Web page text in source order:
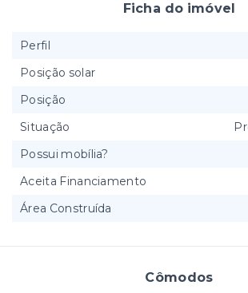
Cômodos
Ficha do imóvel
Perfil
Posição solar
Posição
Situação
Possui mobília?
Aceita Financiamento
Área Construída